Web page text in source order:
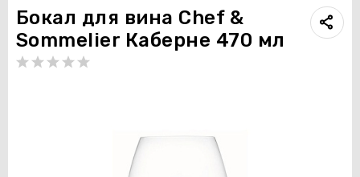
Бокал для вина Chef &
Sommelier Каберне 470 мл